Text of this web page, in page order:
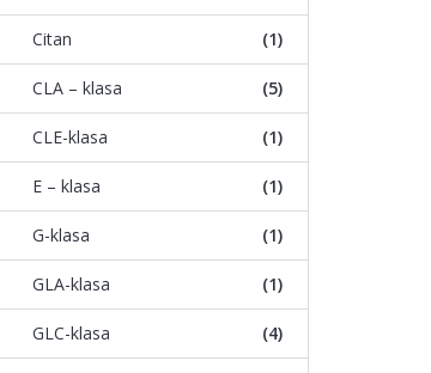
Citan (1)
CLA – klasa (5)
CLE-klasa (1)
E – klasa (1)
G-klasa (1)
GLA-klasa (1)
GLC-klasa (4)